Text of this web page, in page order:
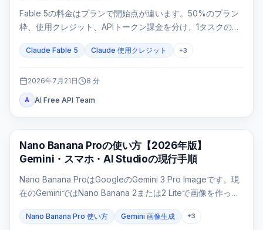
Fable 5の料金はプランで開始点が違います。50%のプラン
枠、使用クレジット、APIトークン課金を分け、1タスクの費
Claude Fable 5 Claude 使用クレジット +3
2026年7月21日 8 分
A AI Free API Team
AI 画像生成
Nano Banana Proの使い方【2026年版】
Gemini・スマホ・AI Studioの現行手順
Nano Banana ProはGoogleのGemini 3 Pro Imageです。現
在のGeminiではNano Banana 2または2 Liteで画像を作った
直接指定する入口はAI Studio/APIです。
Nano Banana Pro 使い方 Gemini 画像生成 +3